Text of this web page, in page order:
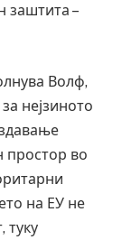
заштита –
Волф,
нејзиното
простор во
на ЕУ не
туку